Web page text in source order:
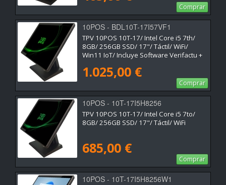
Comprar
10POS - BDL10T-17I57VF1
TPV 10POS 10T-17/ Intel Core i5 7th/
8GB/ 256GB SSD/ 17"/ Táctil/ WiFi/
Win11 IoT/ Incluye Software Verifactu +
1.025,00 €
Comprar
10POS - 10T-17I5H8256
TPV 10POS 10T-17/ Intel Core i5 7to/
8GB/ 256GB SSD/ 17"/ Táctil/ WiFi
685,00 €
Comprar
10POS - 10T-17I5H8256W1